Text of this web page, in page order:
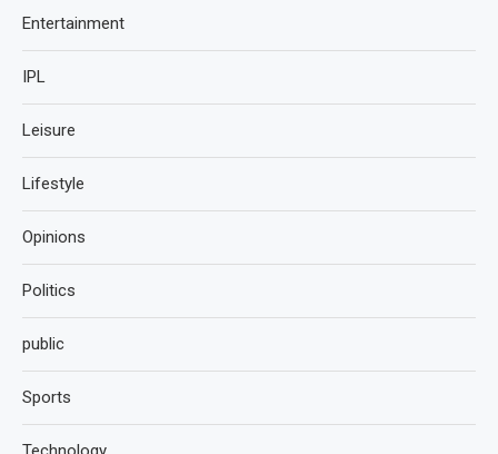
Entertainment
IPL
Leisure
Lifestyle
Opinions
Politics
public
Sports